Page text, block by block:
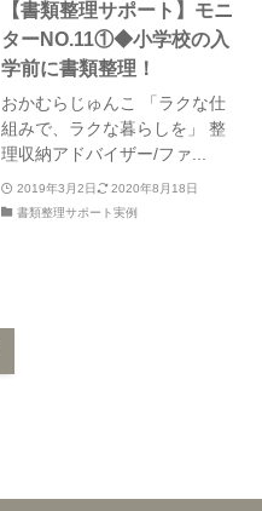
【書類整理サポート】モニ
ターNO.11①◆小学校の入
学前に書類整理！
おかむらじゅんこ 「ラクな仕
組みで、ラクな暮らしを」 整
理収納アドバイザー/ファ...
2019年3月2日
2020年8月18日
書類整理サポート実例